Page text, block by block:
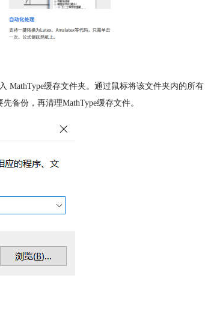
MathType缓存文件夹。通过鼠标将该文件夹内的所有
备份，再清理MathType缓存文件。